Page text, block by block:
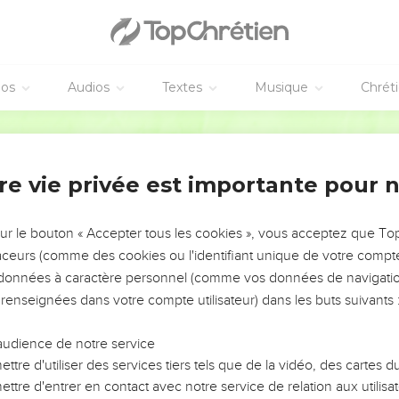
Audios Textes Musique
écoute ma prière, prête l’oreille à mes supplications,
avec ton serviteur, car aucun vivant n’est juste devant toi.
il veut me terrasser ; il me fait habiter dans les ténèbres
passés, je pense à toute ton activité, je réfléchis au travail de
toi, je soupire après toi comme une terre assoiffée. – Pause.
car mon esprit s’épuise. Ne me cache pas ton visage, car
la tombe.
entendre ta bonté, car je me confie en toi ! Fais-moi connaître
Eternel ! C’est en toi que je cherche un refuge.
volonté, car c’est toi qui es mon Dieu. Que ton bon Esprit
vie privée est importante pour
le bouton « Accepter tous les cookies », vous acceptez que
(comme des cookies ou l'identifiant unique de votre
à caractère personnel (comme vos données de
dans votre compte utilisateur) dans les buts suivants :
de notre service
d'utiliser des services tiers tels que de la vidéo, des cartes
d'entrer en contact avec notre service de relation aux